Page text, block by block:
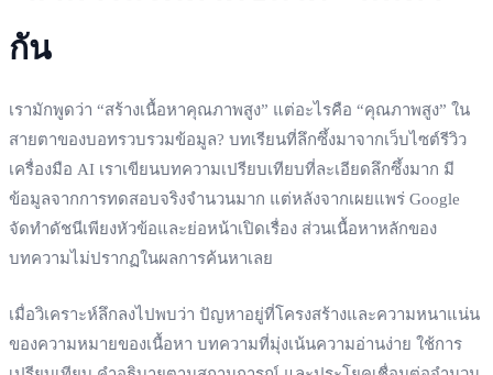
กัน
เรามักพูดว่า “สร้างเนื้อหาคุณภาพสูง” แต่อะไรคือ “คุณภาพสูง” ใน
สายตาของบอทรวบรวมข้อมูล? บทเรียนที่ลึกซึ้งมาจากเว็บไซต์รีวิว
เครื่องมือ AI เราเขียนบทความเปรียบเทียบที่ละเอียดลึกซึ้งมาก มี
ข้อมูลจากการทดสอบจริงจำนวนมาก แต่หลังจากเผยแพร่ Google
จัดทำดัชนีเพียงหัวข้อและย่อหน้าเปิดเรื่อง ส่วนเนื้อหาหลักของ
บทความไม่ปรากฏในผลการค้นหาเลย
เมื่อวิเคราะห์ลึกลงไปพบว่า ปัญหาอยู่ที่โครงสร้างและความหนาแน่น
ของความหมายของเนื้อหา บทความที่มุ่งเน้นความอ่านง่าย ใช้การ